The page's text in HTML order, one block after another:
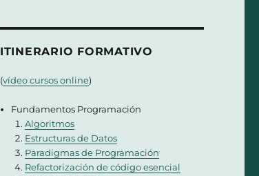
ITINERARIO FORMATIVO
(vídeo cursos online)
Fundamentos Programación
Algoritmos
Estructuras de Datos
Paradigmas de Programación
Refactorización de código esencial